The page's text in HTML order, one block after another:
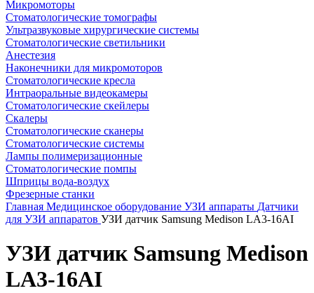
Микромоторы
Стоматологические томографы
Ультразвуковые хирургические системы
Стоматологические светильники
Анестезия
Наконечники для микромоторов
Стоматологические кресла
Интраоральные видеокамеры
Стоматологические скейлеры
Скалеры
Стоматологические сканеры
Стоматологические системы
Лампы полимеризационные
Стоматологические помпы
Шприцы вода-воздух
Фрезерные станки
Главная Медицинское оборудование УЗИ аппараты Датчики
для УЗИ аппаратов УЗИ датчик Samsung Medison LA3-16AI
УЗИ датчик Samsung Medison
LA3-16AI